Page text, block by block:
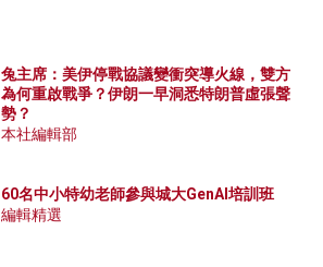
兔主席：美伊停戰協議變衝突導火線，雙方
為何重啟戰爭？伊朗一早洞悉特朗普虛張聲
勢？
本社編輯部
60名中小特幼老師參與城大GenAI培訓班
編輯精選